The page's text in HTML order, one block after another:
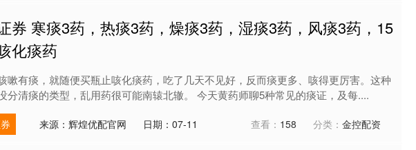
券 寒痰3药，热痰3药，燥痰3药，湿痰3药，风痰3药，15
化痰药
嗽有痰，就随便买瓶止咳化痰药，吃了几天不见好，反而痰更多、咳得更厉害。这种
分清痰的类型，乱用药很可能南辕北辙。 今天黄药师聊5种常见的痰证，及每....
来源：辉煌优配官网 日期：07-11 查看： 158 分类： 金控配资